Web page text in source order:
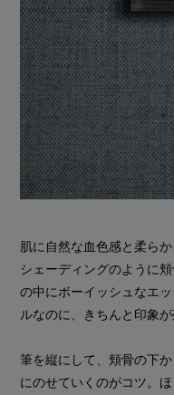
肌に自然な血色感と柔ら
シェーディングのように
の中にボーイッシュなエ
ルなのに、きちんと印象
筆を縦にして、頬骨の下
にのせていくのがコツ。